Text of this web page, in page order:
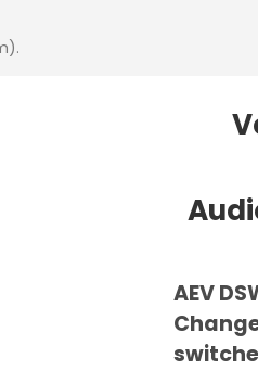
AEV